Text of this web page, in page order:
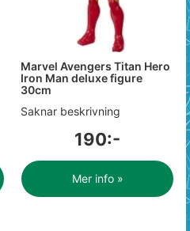
Marvel Avengers Titan Hero
Iron Man deluxe figure
30cm
Saknar beskrivning
190:-
Mer info »